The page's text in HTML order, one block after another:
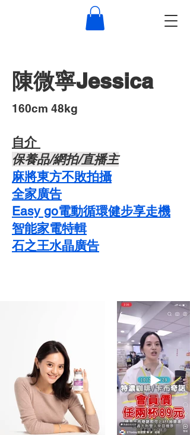
陳微寧Jessica
​160cm 48kg
自介 ​
​保養品/網拍/直播主
麻將東方不敗拍攝
​全家廣告
Easy go電動循環健步享走機
智能家電特輯
石之王水晶廣告